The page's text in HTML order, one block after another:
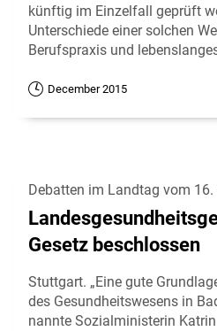
künftig im Einzelfall geprüft
Unterschiede einer solchen
Berufspraxis und
December 2015
Debatten im Landtag vom
Gesetz beschlossen
Stuttgart. „Eine gute
des Gesundheitswesens in
nannte Sozialministerin